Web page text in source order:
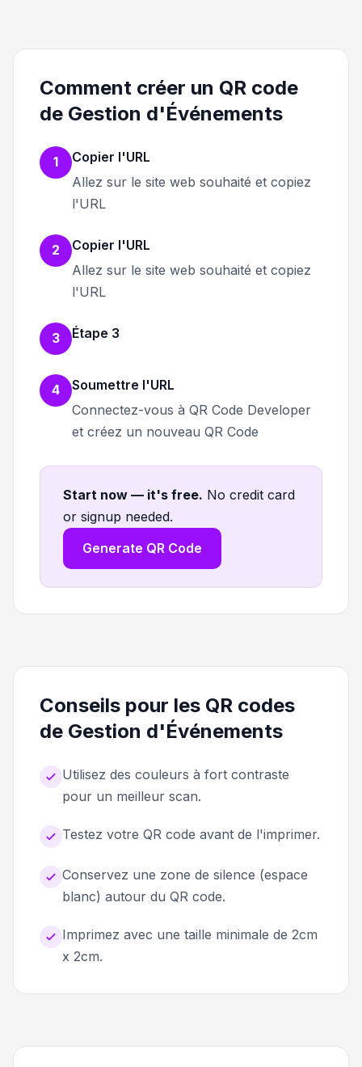
Comment créer un QR code
de Gestion d'Événements
1
Copier l'URL
Allez sur le site web souhaité et copiez
l'URL
2
Copier l'URL
Allez sur le site web souhaité et copiez
l'URL
3 Étape 3
4
Soumettre l'URL
Connectez-vous à QR Code Developer
et créez un nouveau QR Code
Start now — it's free. No credit card
or signup needed.
Generate QR Code
Conseils pour les QR codes
de Gestion d'Événements
Utilisez des couleurs à fort contraste
pour un meilleur scan.
Testez votre QR code avant de l'imprimer.
Conservez une zone de silence (espace
blanc) autour du QR code.
Imprimez avec une taille minimale de 2cm
x 2cm.